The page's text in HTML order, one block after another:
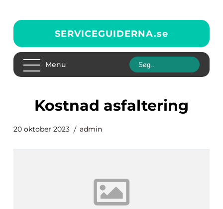
SERVICEGUIDERNA.se
Menu
kostnad asfaltering
20 oktober 2023 admin